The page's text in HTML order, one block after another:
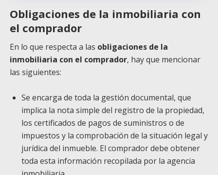
Obligaciones de la inmobiliaria con
el comprador
En lo que respecta a las obligaciones de la
inmobiliaria con el comprador, hay que mencionar
las siguientes:
Se encarga de toda la gestión documental, que
implica la nota simple del registro de la propiedad,
los certificados de pagos de suministros o de
impuestos y la comprobación de la situación legal y
jurídica del inmueble. El comprador debe obtener
toda esta información recopilada por la agencia